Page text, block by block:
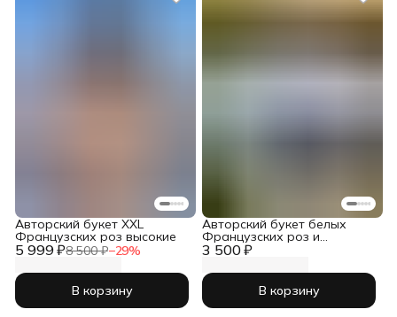
5 999 ₽8 500 ₽−29%
Авторский букет XXL
Французских роз высокие
В корзину
3 500 ₽
Авторский букет белых
Французских роз и
Гортензия
В корзину